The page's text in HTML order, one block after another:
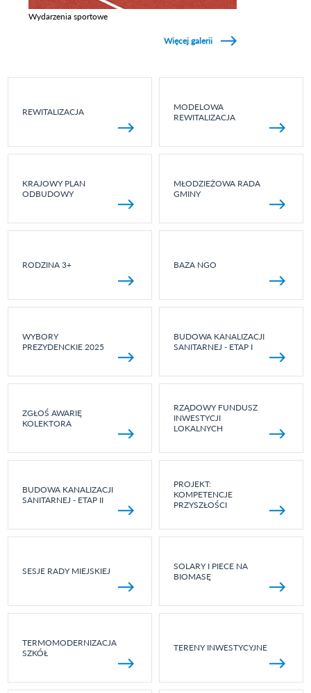
Wydarzenia sportowe
Więcej galerii
REWITALIZACJA
MODELOWA
REWITALIZACJA
KRAJOWY PLAN
ODBUDOWY
MŁODZIEŻOWA RADA
GMINY
RODZINA 3+ BAZA NGO
WYBORY
PREZYDENCKIE 2025
BUDOWA KANALIZACJI
SANITARNEJ - ETAP I
ZGŁOŚ AWARIĘ
KOLEKTORA
RZĄDOWY FUNDUSZ
INWESTYCJI
LOKALNYCH
BUDOWA KANALIZACJI
SANITARNEJ - ETAP II
PROJEKT:
KOMPETENCJE
PRZYSZŁOŚCI
SESJE RADY MIEJSKIEJ
SOLARY I PIECE NA
BIOMASĘ
TERMOMODERNIZACJA
SZKÓŁ
TERENY INWESTYCYJNE